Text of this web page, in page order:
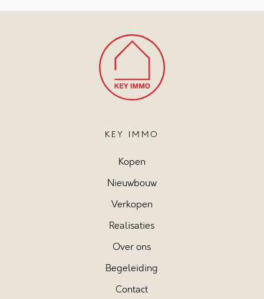
KEY IMMO
Kopen
Nieuwbouw
Verkopen
Realisaties
Over ons
Begeleiding
Contact